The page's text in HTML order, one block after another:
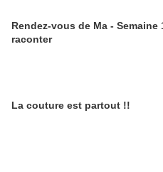
Rendez-vous de Ma - Semaine 17 :
raconter
La couture est partout !!